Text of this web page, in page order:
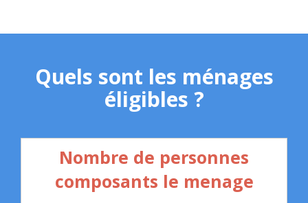
Quels sont les ménages
éligibles ?